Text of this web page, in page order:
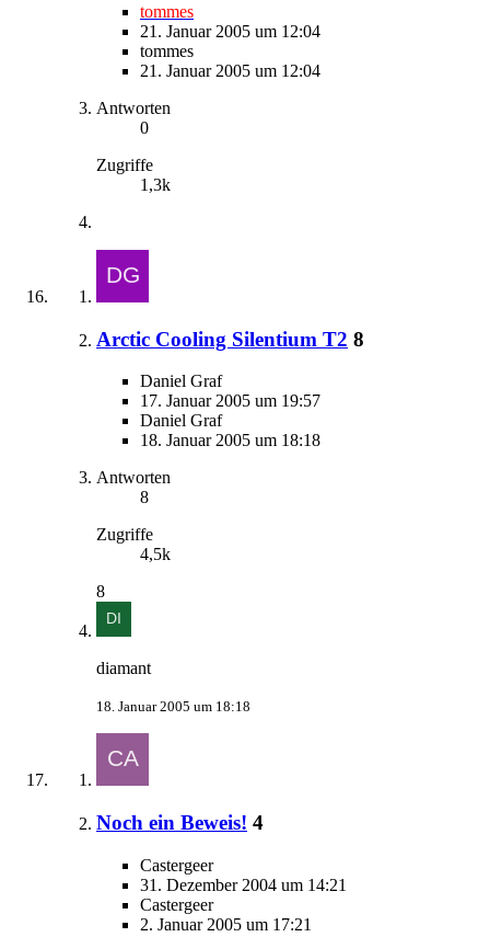
tommes
21. Januar 2005 um 12:04
tommes
21. Januar 2005 um 12:04
Antworten
0
Zugriffe
1,3k
Arctic Cooling Silentium T2 8
Daniel Graf
17. Januar 2005 um 19:57
Daniel Graf
18. Januar 2005 um 18:18
Antworten
8
Zugriffe
4,5k
8
diamant
18. Januar 2005 um 18:18
Noch ein Beweis! 4
Castergeer
31. Dezember 2004 um 14:21
Castergeer
2. Januar 2005 um 17:21